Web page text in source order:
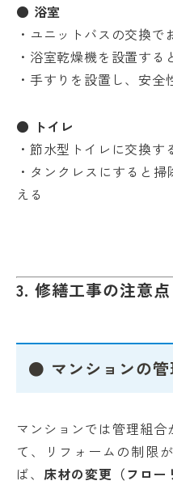
● 浴室
・ユニットバスの交換
・浴室乾燥機を設置する
・手すりを設置し、安全
● トイレ
・節水型トイレに交換す
・タンクレスにすると
える
3. 修繕工事の注意点
● マンションの管
マンションでは管理組
て、リフォームの制限
ば、 床材の変更（フロー